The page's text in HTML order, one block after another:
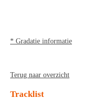
* Gradatie informatie
Terug naar overzicht
Tracklist